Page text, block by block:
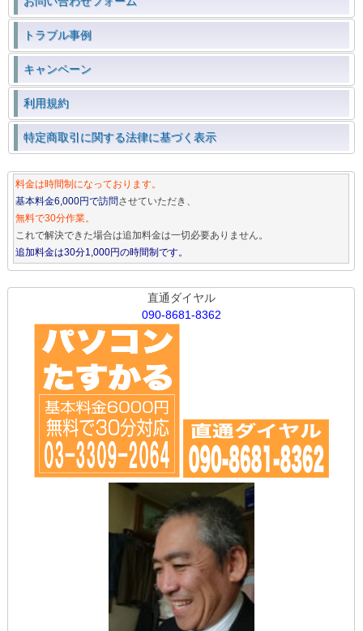
トラブル事例
キャンペーン
利用規約
特定商取引に関する法律に基づく表示
料金は時間制になっております。
基本料金6,000円で訪問させていただき、
無料で30分作業。
これで解決できた場合は追加料金は一切必要ありません。
追加料金は30分1,000円の時間制です。
直通ダイヤル
090-8681-8362